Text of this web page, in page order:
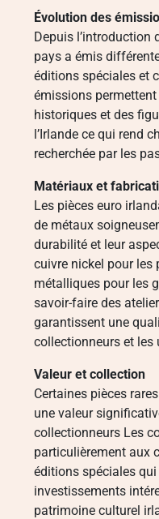
Évolution des
Depuis l’introduction
pays a émis
éditions spéciales et
émissions
historiques et des
l’Irlande ce qui rend
recherchée par les
Matériaux et
Les pièces euro
de métaux
durabilité et leur
cuivre nickel pour les
métalliques pour les
savoir-faire des
garantissent une
collectionneurs et les
Valeur et collection
Certaines pièces
une valeur
collectionneurs Les
particulièrement aux
éditions spéciales
investissements
patrimoine culturel